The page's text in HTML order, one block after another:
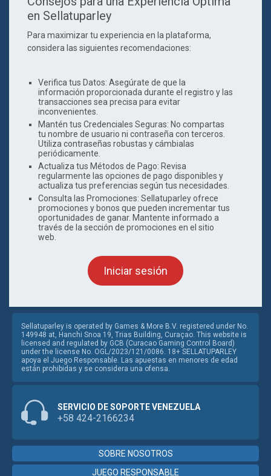
en Sellatuparley
Para maximizar tu experiencia en la plataforma,
considera las siguientes recomendaciones:
Verifica tus Datos: Asegúrate de que la
información proporcionada durante el registro y las
transacciones sea precisa para evitar
inconvenientes.
Mantén tus Credenciales Seguras: No compartas
tu nombre de usuario ni contraseña con terceros.
Utiliza contraseñas robustas y cámbialas
periódicamente.
Actualiza tus Métodos de Pago: Revisa
regularmente las opciones de pago disponibles y
actualiza tus preferencias según tus necesidades.
Consulta las Promociones: Sellatuparley ofrece
promociones y bonos que pueden incrementar tus
oportunidades de ganar. Mantente informado a
través de la sección de promociones en el sitio
web.
Iniciar sesión
Sellatuparley is operated by Games & More B.V. registered under No.
149948 at, Hanchi Snoa 19, Trias Building, Curaçao. This website is
licensed and regulated by GCB (Curacao Gaming Control Board)
under the license No. OGL/2023/121/0086. 18+ SELLATUPARLEY
apoya el Juego Responsable. Las apuestas en menores de edad
están prohibidas y se considera una ofensa.
SERVICIO DE SOPORTE VENEZUELA
+58 424-2166234
SOBRE NOSOTROS
JUEGO RESPONSABLE